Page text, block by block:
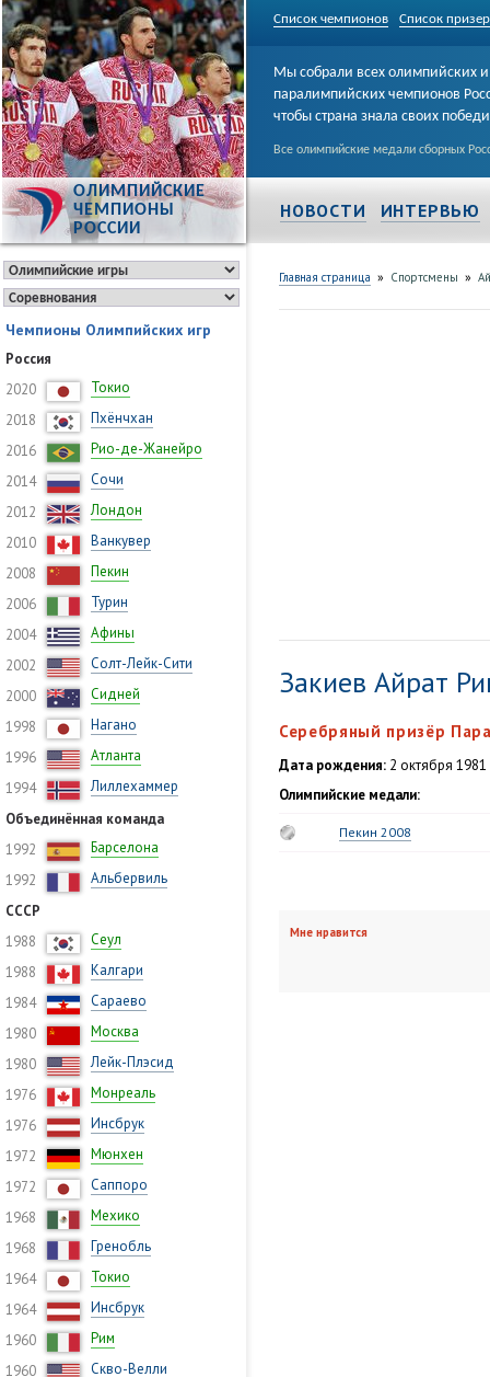
Список чемпионов Список
ОЛИМПИЙСКИЕ
ЧЕМПИОНЫ
РОССИИ
Мы собрали всех олимпийских и
паралимпийских чемпионов
чтобы страна знала своих
Все олимпийские медали сборных
НОВОСТИ ИНТЕРВЬЮ
Чемпионы Олимпийских игр
Россия
2020
Токио
2018
Пхёнчхан
2016
Рио-де-Жанейро
2014
Сочи
2012
Лондон
2010
Ванкувер
2008
Пекин
2006
Турин
2004
Афины
2002
Солт-Лейк-Сити
2000
Сидней
1998
Нагано
1996
Атланта
1994
Лиллехаммер
Объединённая команда
1992
Барселона
1992
Альбервиль
СССР
1988
Сеул
1988
Калгари
1984
Сараево
1980
Москва
1980
Лейк-Плэсид
1976
Монреаль
1976
Инсбрук
1972
Мюнхен
1972
Саппоро
1968
Мехико
1968
Гренобль
1964
Токио
1964
Инсбрук
1960
Рим
1960
Скво-Велли
Главная страница » Спортсмены »
Закиев Айрат
Серебряный призёр
Дата рождения: 2 октября
Олимпийские медали:
Пекин 2008
Мне нравится